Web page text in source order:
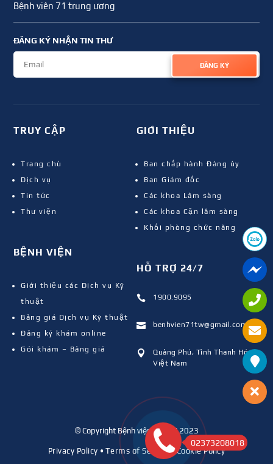
Bệnh viên 71 trung ương
ĐĂNG KÝ NHẬN TIN THƯ
ĐĂNG KÝ
TRUY CẬP
Trang chủ
Dịch vụ
Tin tức
Thư viện
BỆNH VIỆN
Giới thiệu các Dịch vụ Kỹ
thuật
Bảng giá Dịch vụ Kỹ thuật
Đăng ký khám online
Gói khám – Bảng giá
GIỚI THIỆU
Ban chấp hành Đảng ủy
Ban Giám đốc
Các khoa Lâm sàng
Các khoa Cận lâm sàng
Khối phòng chức năng
HỖ TRỢ 24/7
 1900.9095
 benhvien71tw@gmail.com

Quảng Phú, Tỉnh Thanh Hóa,
Việt Nam
© Copyright Bệnh viện 71 TW 2023
Privacy Policy • Terms of Service • Cookie Policy
02373208018